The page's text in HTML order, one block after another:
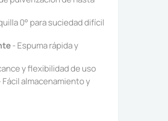
0° para suciedad difícil
- Espuma rápida y
y flexibilidad de uso
Fácil almacenamiento y